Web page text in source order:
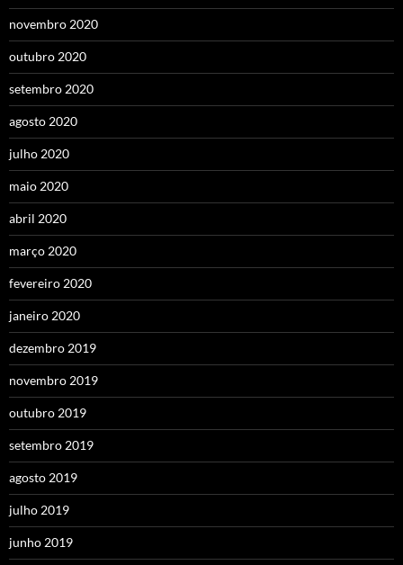
novembro 2020
outubro 2020
setembro 2020
agosto 2020
julho 2020
maio 2020
abril 2020
março 2020
fevereiro 2020
janeiro 2020
dezembro 2019
novembro 2019
outubro 2019
setembro 2019
agosto 2019
julho 2019
junho 2019